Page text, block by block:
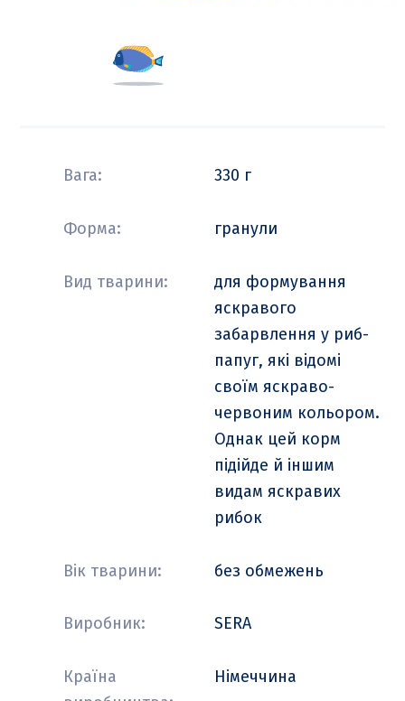
Вага: 330 г
Форма: гранули
Вид тварини:
для формування
яскравого
забарвлення у риб-
папуг, які відомі
своїм яскраво-
червоним кольором.
Однак цей корм
підійде й іншим
видам яскравих
рибок
Вік тварини: без обмежень
Виробник: SERA
Країна
Німеччина